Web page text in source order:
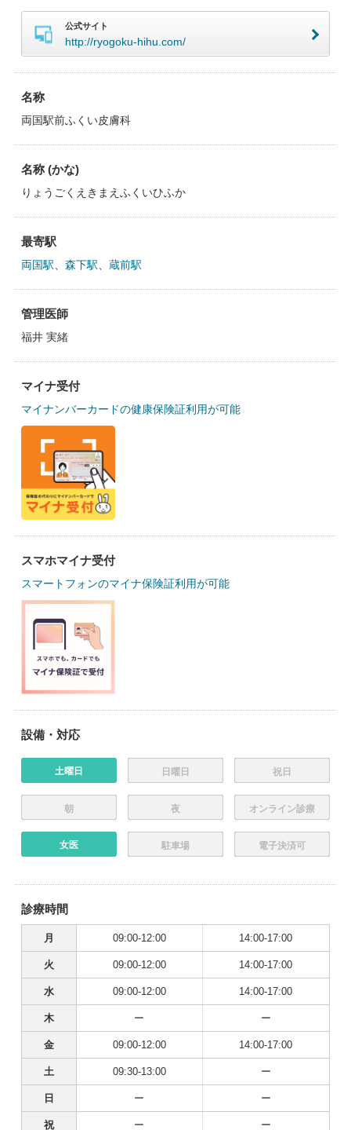
公式サイト
http://ryogoku-hihu.com/
名称
両国駅前ふくい皮膚科
名称 (かな)
りょうごくえきまえふくいひふか
最寄駅
両国駅 森下駅 蔵前駅
管理医師
福井 実緒
マイナ受付
マイナンバーカードの健康保険証利用が可能
スマホマイナ受付
スマートフォンのマイナ保険証利用が可能
設備・対応
土曜日 日曜日 祝日
朝 夜 オンライン診療
女医 駐車場 電子決済可
診療時間
月 09:00-12:00 14:00-17:00
火 09:00-12:00 14:00-17:00
水 09:00-12:00 14:00-17:00
木 ー ー
金 09:00-12:00 14:00-17:00
土 09:30-13:00 ー
日 ー ー
祝 ー ー